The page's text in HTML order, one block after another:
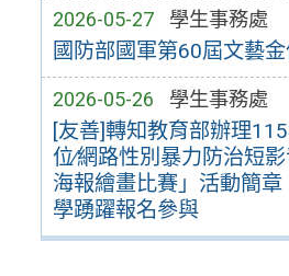
2026-05-27 學生事務處
國防部國軍第60屆文藝
2026-05-26 學生事務處
[友善]轉知教育部辦理
位∕網路性別暴力防治短
海報繪畫比賽」活動簡章
學踴躍報名參與